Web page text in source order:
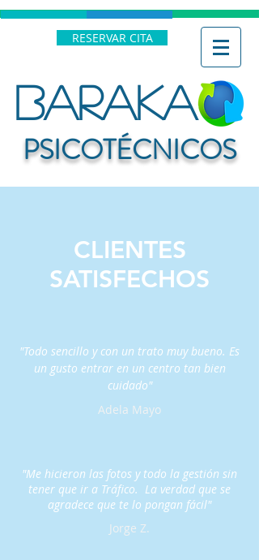
RESERVAR CITA
BARAKA
PSICOTÉCNICOS
CLIENTES
SATISFECHOS
"Todo sencillo y con un trato muy bueno. Es
un gusto entrar en un centro tan bien
cuidado"
Adela Mayo
"Me hicieron las fotos y todo la gestión sin
tener que ir a Tráfico. La verdad que se
agradece que te lo pongan fácil"
Jorge Z.